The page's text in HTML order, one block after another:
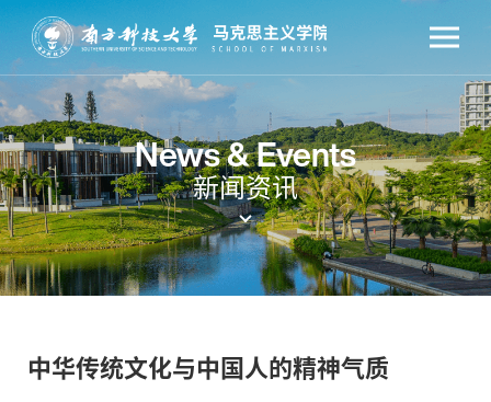
News & Events
新闻资讯
中华传统文化与中国人的精神气质